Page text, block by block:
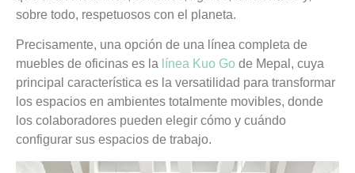
sobre todo, respetuosos con el planeta.
Precisamente, una opción de una línea completa de
muebles de oficinas es la línea Kuo Go de Mepal, cuya
principal característica es la versatilidad para transformar
los espacios en ambientes totalmente movibles, donde
los colaboradores pueden elegir cómo y cuándo
configurar sus espacios de trabajo.